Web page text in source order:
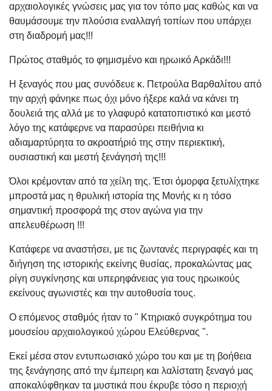
αρχαιολογικές γνώσεις μας για τον τόπο μας καθώς και να
θαυμάσουμε την πλούσια εναλλαγή τοπίων που υπάρχει
στη διαδρομή μας!!!
Πρώτος σταθμός το φημισμένο και ηρωικό Αρκάδι!!!
Η ξεναγός που μας συνόδευε κ. Πετρούλα Βαρθαλίτου από
την αρχή φάνηκε πως όχι μόνο ήξερε καλά να κάνει τη
δουλειά της αλλά με το γλαφυρό κατατοπιστικό και μεστό
λόγο της κατάφερνε να παρασύρει πειθήνια κι
αδιαμαρτύρητα το ακροατήριό της στην περιεκτική,
ουσιαστική και μεστή ξενάγησή της!!!
Όλοι κρέμονταν από τα χείλη της. Έτσι όμορφα ξετυλίχτηκε
μπροστά μας η θρυλική ιστορία της Μονής κι η τόσο
σημαντική προσφορά της στον αγώνα για την
απελευθέρωση !!!
Κατάφερε να αναστήσει, με τις ζωντανές περιγραφές και τη
διήγηση της ιστορικής εκείνης θυσίας, προκαλώντας μας
ρίγη συγκίνησης και υπερηφάνειας για τους ηρωικούς
εκείνους αγωνιστές και την αυτοθυσία τους.
Ο επόμενος σταθμός ήταν το " Κτηριακό συγκρότημα του
μουσείου αρχαιολογικού χώρου Ελεύθερνας ".
Εκεί μέσα στον εντυπωσιακό χώρο του και με τη βοήθεια
της ξενάγησης από την έμπειρη και λαλίστατη ξεναγό μας
αποκαλύφθηκαν τα μυστικά που έκρυβε τόσο η περιοχή